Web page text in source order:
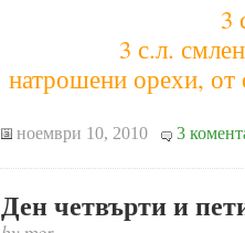
3
3 с.л.
натрошени орехи,
ноември 10, 2010 3
Ден четвърти и